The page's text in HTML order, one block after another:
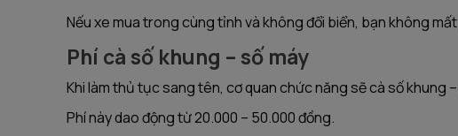
Nếu xe mua trong cùng tỉnh và không đổi biển, bạn không
Phí cà số khung – số máy
Khi làm thủ tục sang tên, cơ quan chức năng sẽ cà số khung
Phí này dao động từ 20.000 – 50.000 đồng.